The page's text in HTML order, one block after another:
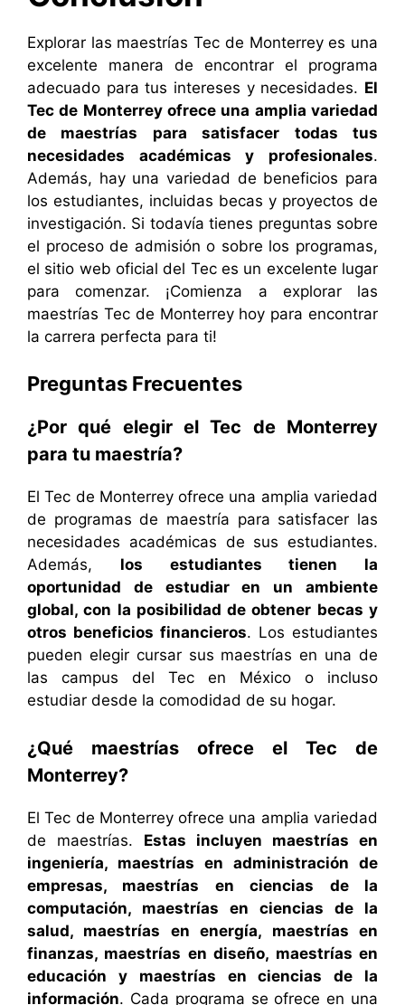
Explorar las maestrías Tec de Monterrey es una
excelente manera de encontrar el programa
adecuado para tus intereses y necesidades. El
Tec de Monterrey ofrece una amplia variedad
de maestrías para satisfacer todas tus
necesidades académicas y profesionales.
Además, hay una variedad de beneficios para
los estudiantes, incluidas becas y proyectos de
investigación. Si todavía tienes preguntas sobre
el proceso de admisión o sobre los programas,
el sitio web oficial del Tec es un excelente lugar
para comenzar. ¡Comienza a explorar las
maestrías Tec de Monterrey hoy para encontrar
la carrera perfecta para ti!
Preguntas Frecuentes
¿Por qué elegir el Tec de Monterrey
para tu maestría?
El Tec de Monterrey ofrece una amplia variedad
de programas de maestría para satisfacer las
necesidades académicas de sus estudiantes.
Además, los estudiantes tienen la
oportunidad de estudiar en un ambiente
global, con la posibilidad de obtener becas y
otros beneficios financieros. Los estudiantes
pueden elegir cursar sus maestrías en una de
las campus del Tec en México o incluso
estudiar desde la comodidad de su hogar.
¿Qué maestrías ofrece el Tec de
Monterrey?
El Tec de Monterrey ofrece una amplia variedad
de maestrías. Estas incluyen maestrías en
ingeniería, maestrías en administración de
empresas, maestrías en ciencias de la
computación, maestrías en ciencias de la
salud, maestrías en energía, maestrías en
finanzas, maestrías en diseño, maestrías en
educación y maestrías en ciencias de la
información. Cada programa se ofrece en una